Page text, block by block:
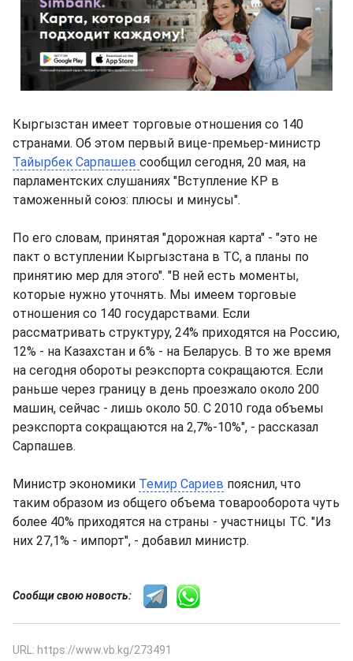
Кыргызстан имеет торговые отношения со 140
странами. Об этом первый вице-премьер-министр
Тайырбек Сарпашев сообщил сегодня, 20 мая, на
парламентских слушаниях "Вступление КР в
таможенный союз: плюсы и минусы".
По его словам, принятая "дорожная карта" - "это не
пакт о вступлении Кыргызстана в ТС, а планы по
принятию мер для этого". "В ней есть моменты,
которые нужно уточнять. Мы имеем торговые
отношения со 140 государствами. Если
рассматривать структуру, 24% приходятся на Россию,
12% - на Казахстан и 6% - на Беларусь. В то же время
на сегодня обороты реэкспорта сокращаются. Если
раньше через границу в день проезжало около 200
машин, сейчас - лишь около 50. С 2010 года объемы
реэкспорта сокращаются на 2,7%-10%", - рассказал
Сарпашев.
Министр экономики Темир Сариев пояснил, что
таким образом из общего объема товарооборота чуть
более 40% приходятся на страны - участницы ТС. "Из
них 27,1% - импорт", - добавил министр.
Сообщи свою новость:
URL: https://www.vb.kg/273491